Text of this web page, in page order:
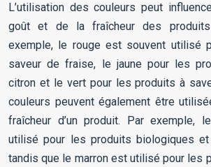
L’utilisation des couleurs peut
goût et de la fraîcheur des produits
exemple, le rouge est souvent utilisé
saveur de fraise, le jaune pour les
citron et le vert pour les produits à
couleurs peuvent également être
fraîcheur d’un produit. Par exemple,
utilisé pour les produits biologiques
tandis que le marron est utilisé pour les